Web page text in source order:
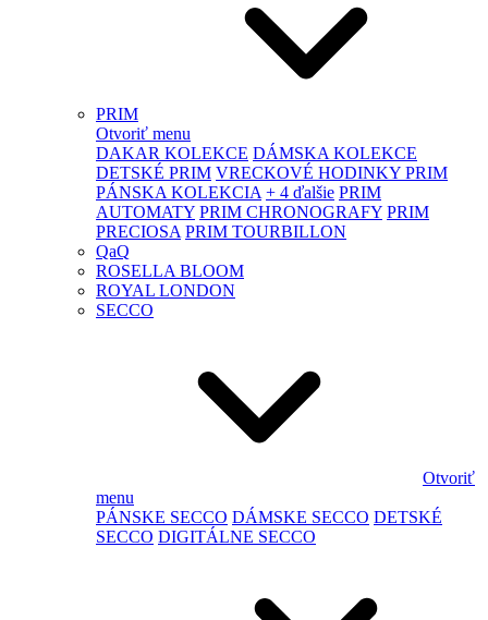
PRIM
Otvoriť menu
DAKAR KOLEKCE DÁMSKA KOLEKCE
DETSKÉ PRIM VRECKOVÉ HODINKY PRIM
PÁNSKA KOLEKCIA + 4 ďalšie PRIM
AUTOMATY PRIM CHRONOGRAFY PRIM
PRECIOSA PRIM TOURBILLON
QaQ
ROSELLA BLOOM
ROYAL LONDON
SECCO
Otvoriť
menu
PÁNSKE SECCO DÁMSKE SECCO DETSKÉ
SECCO DIGITÁLNE SECCO